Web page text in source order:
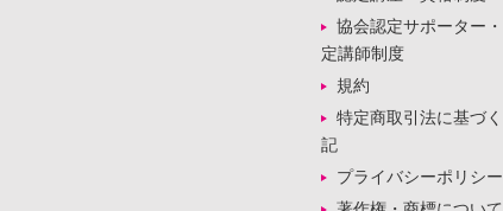
協会認定サポーター
定講師制度
規約
特定商取引法に基づ
記
プライバシーポリシー